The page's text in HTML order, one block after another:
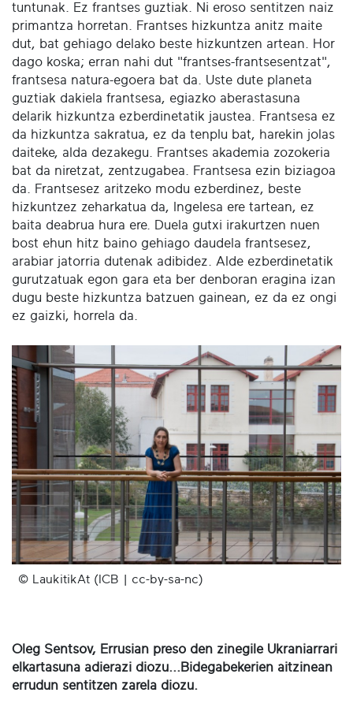
tuntunak. Ez frantses guztiak. Ni eroso sentitzen naiz
primantza horretan. Frantses hizkuntza anitz maite
dut, bat gehiago delako beste hizkuntzen artean. Hor
dago koska; erran nahi dut "frantses-frantsesentzat",
frantsesa natura-egoera bat da. Uste dute planeta
guztiak dakiela frantsesa, egiazko aberastasuna
delarik hizkuntza ezberdinetatik jaustea. Frantsesa ez
da hizkuntza sakratua, ez da tenplu bat, harekin jolas
daiteke, alda dezakegu. Frantses akademia zozokeria
bat da niretzat, zentzugabea. Frantsesa ezin biziagoa
da. Frantsesez aritzeko modu ezberdinez, beste
hizkuntzez zeharkatua da, Ingelesa ere tartean, ez
baita deabrua hura ere. Duela gutxi irakurtzen nuen
bost ehun hitz baino gehiago daudela frantsesez,
arabiar jatorria dutenak adibidez. Alde ezberdinetatik
gurutzatuak egon gara eta ber denboran eragina izan
dugu beste hizkuntza batzuen gainean, ez da ez ongi
ez gaizki, horrela da.
© LaukitikAt (ICB | cc-by-sa-nc)
Oleg Sentsov, Errusian preso den zinegile Ukraniarrari
elkartasuna adierazi diozu...Bidegabekerien aitzinean
errudun sentitzen zarela diozu.